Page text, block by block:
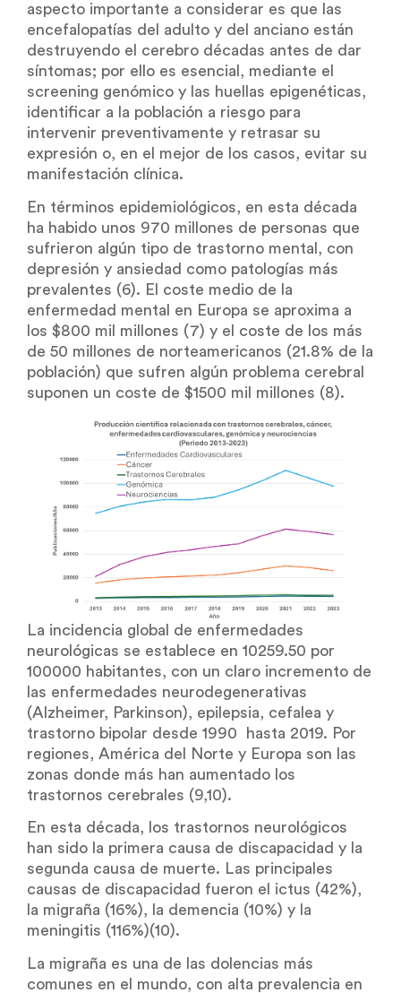
aspecto importante a considerar es que las
encefalopatías del adulto y del anciano están
destruyendo el cerebro décadas antes de dar
síntomas; por ello es esencial, mediante el
screening genómico y las huellas epigenéticas,
identificar a la población a riesgo para
intervenir preventivamente y retrasar su
expresión o, en el mejor de los casos, evitar su
manifestación clínica.
En términos epidemiológicos, en esta década
ha habido unos 970 millones de personas que
sufrieron algún tipo de trastorno mental, con
depresión y ansiedad como patologías más
prevalentes (6). El coste medio de la
enfermedad mental en Europa se aproxima a
los $800 mil millones (7) y el coste de los más
de 50 millones de norteamericanos (21.8% de la
población) que sufren algún problema cerebral
suponen un coste de $1500 mil millones (8).
La incidencia global de enfermedades
neurológicas se establece en 10259.50 por
100000 habitantes, con un claro incremento de
las enfermedades neurodegenerativas
(Alzheimer, Parkinson), epilepsia, cefalea y
trastorno bipolar desde 1990 hasta 2019. Por
regiones, América del Norte y Europa son las
zonas donde más han aumentado los
trastornos cerebrales (9,10).
En esta década, los trastornos neurológicos
han sido la primera causa de discapacidad y la
segunda causa de muerte. Las principales
causas de discapacidad fueron el ictus (42%),
la migraña (16%), la demencia (10%) y la
meningitis (116%)(10).
La migraña es una de las dolencias más
comunes en el mundo, con alta prevalencia en